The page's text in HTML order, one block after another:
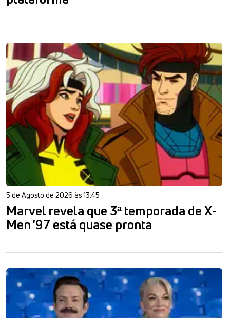
5 de Agosto de 2026 às 13:45
Marvel revela que 3ª temporada de X-
Men '97 está quase pronta